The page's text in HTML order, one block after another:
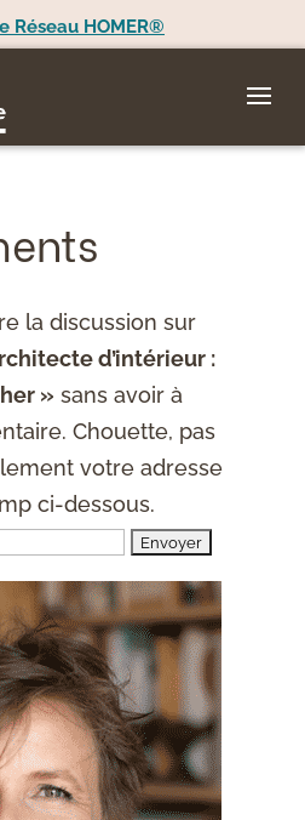
Réseau HOMER®
la discussion sur
d’intérieur :
» sans avoir à
Chouette, pas
votre adresse
ci-dessous.